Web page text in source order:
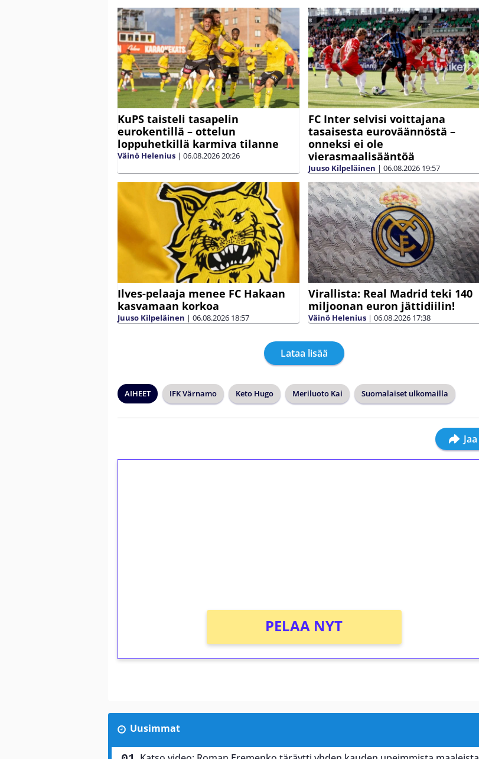
KuPS taisteli tasapelin
eurokentillä – ottelun
loppuhetkillä karmiva tilanne
Väinö Helenius | 06.08.202620:26
FC Inter selvisi voittajana
tasaisesta euroväännöstä –
onneksi ei ole
vierasmaalisääntöä
Juuso Kilpeläinen | 06.08.2026 19:57
Ilves-pelaaja menee FC Hakaan
kasvamaan korkoa
Juuso Kilpeläinen | 06.08.2026 18:57
Virallista: Real Madrid teki 140
miljoonan euron jättidiilin!
Väinö Helenius | 06.08.2026 17:38
Lataa lisää
AIHEET IFK Värnamo Keto Hugo Meriluoto Kai Suomalaiset ulkomailla
Jaa
PELAA NYT
Uusimmat